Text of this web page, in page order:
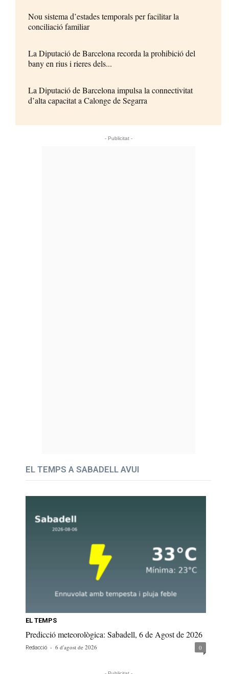
Nou sistema d’estades temporals per facilitar la
conciliació familiar
La Diputació de Barcelona recorda la prohibició del
bany en rius i rieres dels...
La Diputació de Barcelona impulsa la connectivitat
d’alta capacitat a Calonge de Segarra
- Publicitat -
EL TEMPS A SABADELL AVUI
EL TEMPS
Predicció meteorològica: Sabadell, 6 de Agost de 2026
Redacció - 6 d'agost de 2026 0